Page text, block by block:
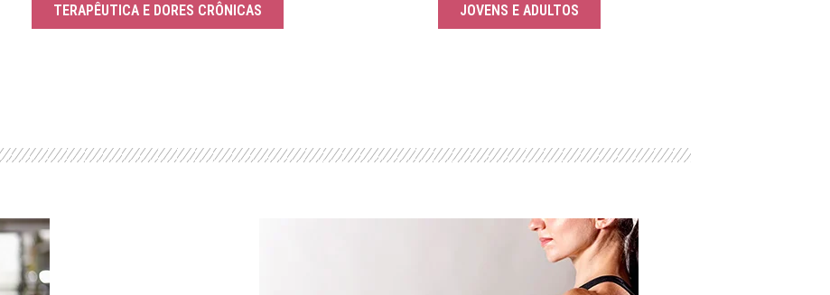
TERAPÊUTICA E DORES CRÔNICAS JOVENS E ADULTOS